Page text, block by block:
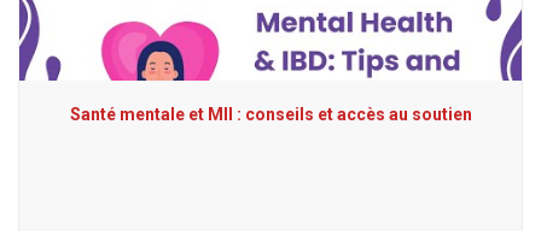
Santé mentale et MII : conseils et accès au soutien